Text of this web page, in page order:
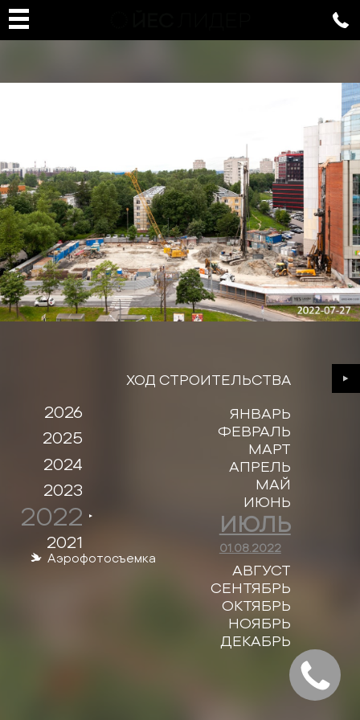
Next
2026
2025
2024
2023
2022
2021
ЯНВАРЬ
ФЕВРАЛЬ
МАРТ
АПРЕЛЬ
МАЙ
ИЮНЬ
ИЮЛЬ
01.08.2022
АВГУСТ
СЕНТЯБРЬ
ОКТЯБРЬ
НОЯБРЬ
ДЕКАБРЬ
Аэрофотосъемка
ХОД СТРОИТЕЛЬСТВА